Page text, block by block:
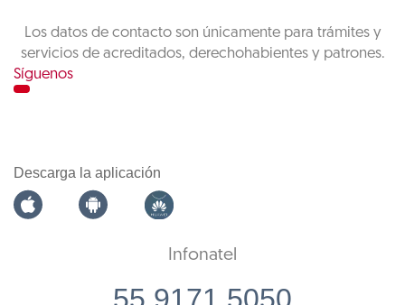
Los datos de contacto son únicamente para trámites y
servicios de acreditados, derechohabientes y patrones.
Síguenos
Descarga la aplicación
Infonatel